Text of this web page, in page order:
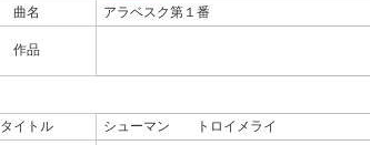
曲名
アラベスク第１番
作品
タイトル シューマン トロイメライ